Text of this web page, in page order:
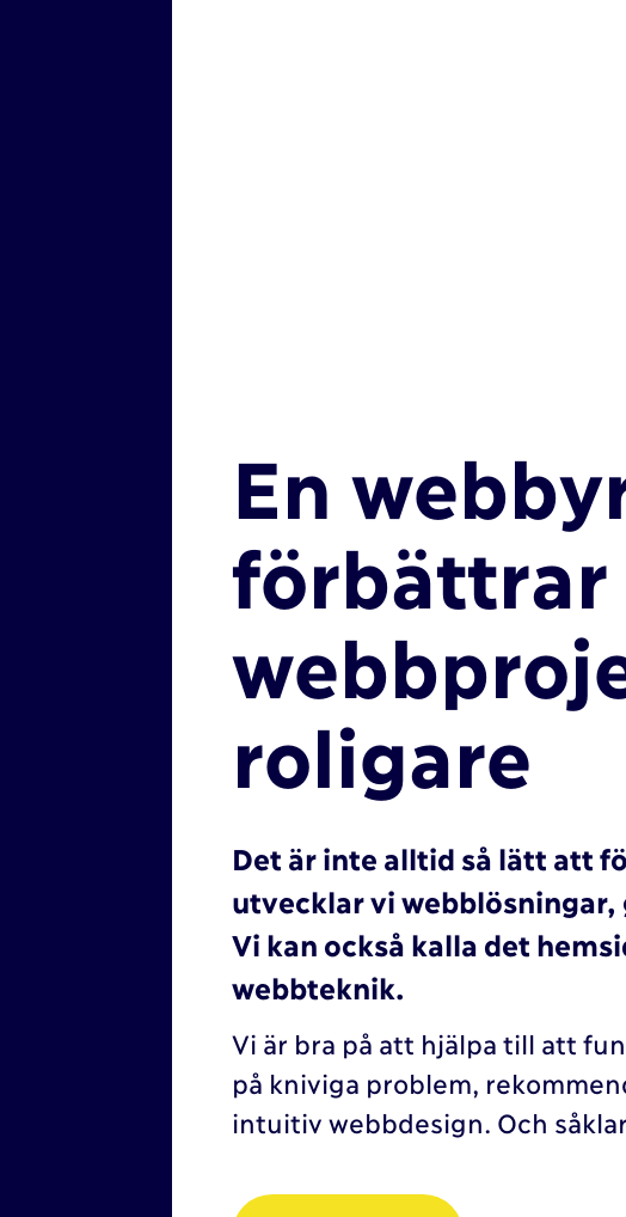
En
förbättrar
roligare
Det är inte alltid så lätt att
utvecklar vi webblösningar,
Vi kan också kalla det
webbteknik.
Vi är bra på att hjälpa till att
på kniviga problem,
intuitiv webbdesign. Och